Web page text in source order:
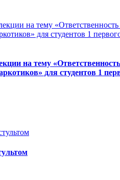
на тему
для студентов 1